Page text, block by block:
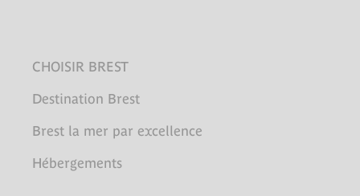
CHOISIR BREST
Destination Brest
Brest la mer par excellence
Hébergements